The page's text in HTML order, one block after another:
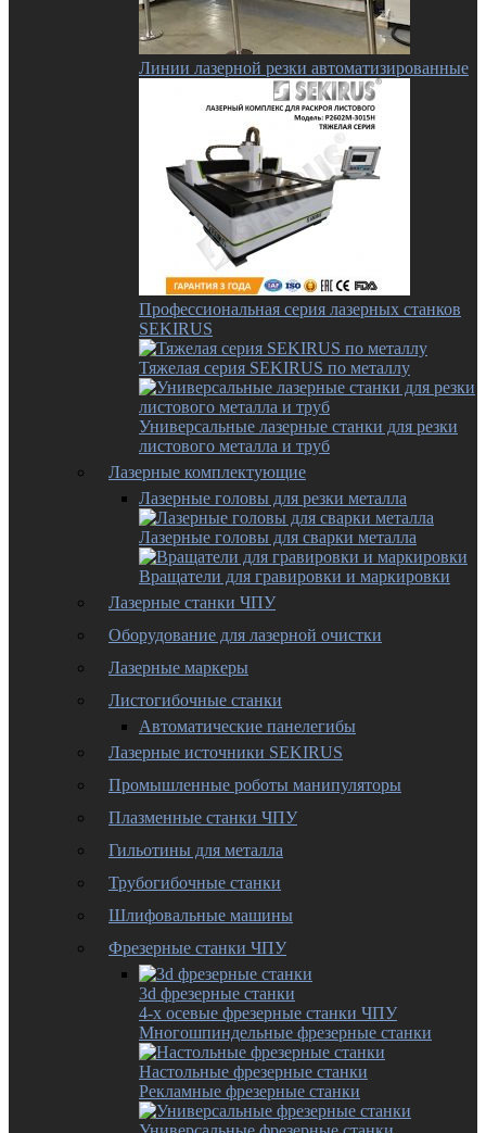
Линии лазерной резки автоматизированные
Профессиональная серия лазерных станков
SEKIRUS
Тяжелая серия SEKIRUS по металлу
Универсальные лазерные станки для резки
листового металла и труб
Лазерные комплектующие
Лазерные головы для резки металла
Лазерные головы для сварки металла
Вращатели для гравировки и маркировки
Лазерные станки ЧПУ
Оборудование для лазерной очистки
Лазерные маркеры
Листогибочные станки
Автоматические панелегибы
Лазерные источники SEKIRUS
Промышленные роботы манипуляторы
Плазменные станки ЧПУ
Гильотины для металла
Трубогибочные станки
Шлифовальные машины
Фрезерные станки ЧПУ
3d фрезерные станки
4-х осевые фрезерные станки ЧПУ
Многошпиндельные фрезерные станки
Настольные фрезерные станки
Рекламные фрезерные станки